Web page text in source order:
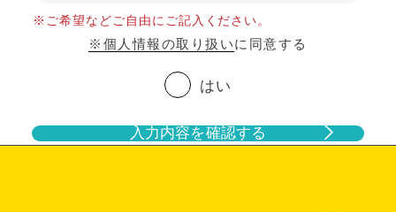
※ご希望などご自由にご記入ください。
※個人情報の取り扱いに同意する
はい
入力内容を確認する